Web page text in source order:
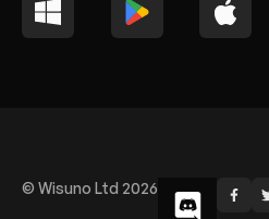
© Wisuno Ltd 2026